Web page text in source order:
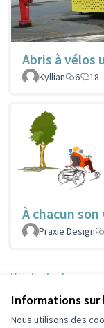
Informations sur
Nous utilisons des
Abris à vélos
Kyllian
6 18
À chacun son
Praxie Design
Voir toutes les
Conditions